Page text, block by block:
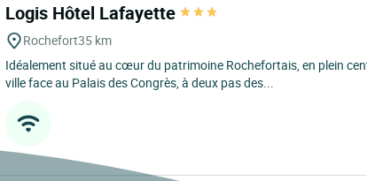
Logis Hôtel Lafayette
Rochefort35 km
Idéalement situé au cœur du patrimoine Rochefortais, en plein
ville face au Palais des Congrès, à deux pas des...